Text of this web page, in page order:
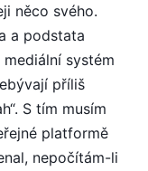
něco svého.
a podstata
systém
příliš
S tím musím
platformě
nepočítám-li